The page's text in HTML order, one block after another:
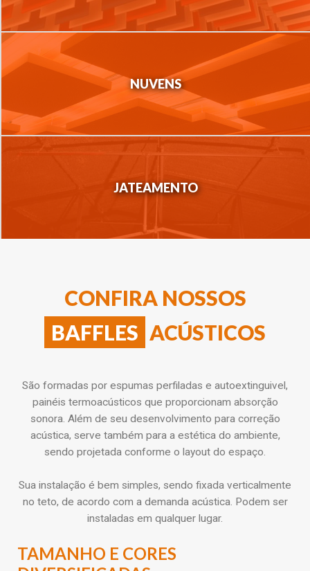
NUVENS
JATEAMENTO
CONFIRA NOSSOS
BAFFLES ACÚSTICOS
São formadas por espumas perfiladas e autoextinguivel,
painéis termoacústicos que proporcionam absorção
sonora. Além de seu desenvolvimento para correção
acústica, serve também para a estética do ambiente,
sendo projetada conforme o layout do espaço.
Sua instalação é bem simples, sendo fixada verticalmente
no teto, de acordo com a demanda acústica. Podem ser
instaladas em qualquer lugar.
TAMANHO E CORES